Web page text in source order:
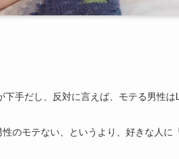
手だし、反対に言えば、モテる男性は
のモテない、というより、好きな人に